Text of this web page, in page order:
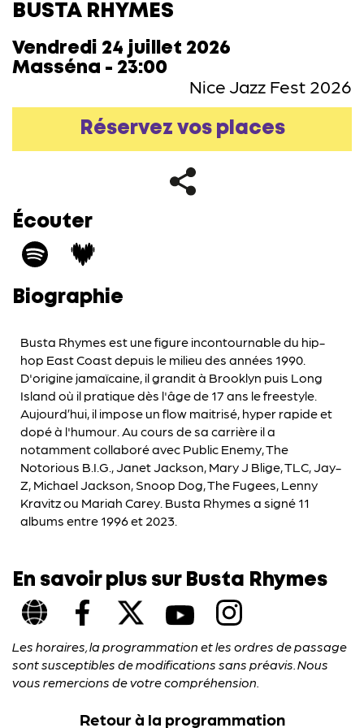
BUSTA RHYMES
Vendredi 24 juillet 2026
Masséna - 23:00
Nice Jazz Fest 2026
Réservez vos places
Écouter
Biographie
Busta Rhymes est une figure incontournable du hip-
hop East Coast depuis le milieu des années 1990.
D'origine jamaïcaine, il grandit à Brooklyn puis Long
Island où il pratique dès l'âge de 17 ans le freestyle.
Aujourd’hui, il impose un flow maitrisé, hyper rapide et
dopé à l'humour. Au cours de sa carrière il a
notamment collaboré avec Public Enemy, The
Notorious B.I.G., Janet Jackson, Mary J Blige, TLC, Jay-
Z, Michael Jackson, Snoop Dog, The Fugees, Lenny
Kravitz ou Mariah Carey. Busta Rhymes a signé 11
albums entre 1996 et 2023.
En savoir plus sur Busta Rhymes
Les horaires, la programmation et les ordres de passage
sont susceptibles de modifications sans préavis. Nous
vous remercions de votre compréhension.
Retour à la programmation